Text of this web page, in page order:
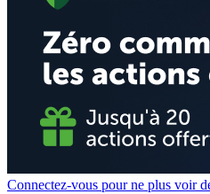
Connectez-vous pour ne plus voir